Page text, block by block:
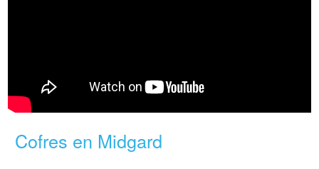
Cofres en Midgard